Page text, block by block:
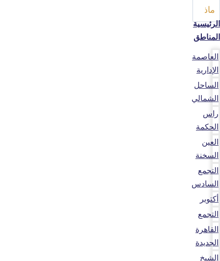
الرئيسية
المناطق
العاصمة
الإدارية
الساحل
الشمالي
راس
الحكمة
العين
السخنة
التجمع
السادس
أكتوبر
التجمع
القاهرة
الجديدة
الشيخ